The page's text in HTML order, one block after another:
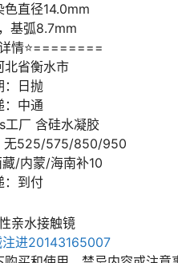
色直径14.0mm
基弧8.7mm
情⭐========
北省衡水市
：日抛
：中通
工厂 含硅水凝胶
无525/575/850/950
/内蒙/海南补10
：到付
亲水接触镜
注进20143165007